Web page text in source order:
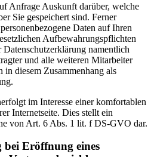
Anfrage Auskunft darüber, welche
Sie gespeichert sind. Ferner
Daten auf Ihren
Aufbewahrungspflichten
Datenschutzerklärung namentlich
und alle weiteren Mitarbeiter
in diesem Zusammenhang als
im Interesse einer komfortablen
Internetseite. Dies stellt ein
von Art. 6 Abs. 1 lit. f DS-GVO dar.
Eröffnung eines